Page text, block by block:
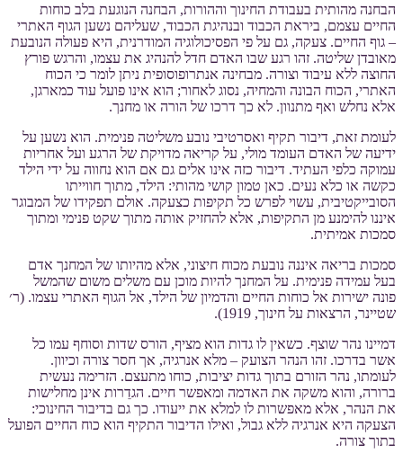
הבחנה מהותית בעבודת החינוך וההורות, הבחנה הנוגעת בלב כוחות
החיים עצמם, ביראת הכבוד ובנהיגת הכבוד, שעליהם נשען הגוף האתרי
– גוף החיים. צעקה, גם על פי הפסיכולוגיה המודרנית, היא פעולה הנובעת
מאובדן שליטה. זהו רגע שבו האדם חדל להנהיג את עצמו, והרגש פורץ
החוצה ללא עיבוד וצורה. מבחינה אנתרופוסופית ניתן לומר כי הכוח
האתרי, הכוח הבונה והמחיה, נסוג לאחור; הוא אינו פועל עוד כמארגן,
אלא נחלש ואף מתנוון. לא כך דרכו של הורה או מחנך.
לעומת זאת, דיבור תקיף ואסרטיבי נובע משליטה פנימית. הוא נשען על
ידיעה של האדם העומד מולי, על קריאה מדויקת של הרגע ועל אחריות
עמוקה כלפי העתיד. דיבור כזה אינו אלים גם אם הוא נחווה על ידי הילד
כקשה או כלא נעים. כאן טמון קושי מהותי: הילד, מתוך חווייתו
הסובייקטיבית, עשוי לפרש כל תקיפות כצעקה. אולם תפקידו של המבוגר
איננו להימנע מן התקיפות, אלא להחזיק אותה מתוך שקט פנימי ומתוך
סמכות אמיתית.
סמכות בריאה איננה נובעת מכוח חיצוני, אלא מהיותו של המחנך אדם
בעל עמידה פנימית. על המחנך להיות מוכן עם משלים משום שהמשל
פונה ישירות אל כוחות החיים והדמיון של הילד, אל הגוף האתרי עצמו. (ר׳
שטיינר, הרצאות על חינוך, 1919).
דמיינו נהר שוצף. כשאין לו גדות הוא מציף, הורס שדות וסוחף עמו כל
אשר בדרכו. זהו הנהר הצועק – מלא אנרגיה, אך חסר צורה וכיוון.
לעומתו, נהר הזורם בתוך גדות יציבות, כוחו מתעצם. הזרימה נעשית
ברורה, והוא משקה את האדמה ומאפשר חיים. הגדֵרות אינן מחלישות
את הנהר, אלא מאפשרות לו למלא את ייעודו. כך גם בדיבור החינוכי:
הצעקה היא אנרגיה ללא גבול, ואילו הדיבור התקיף הוא כוח החיים הפועל
בתוך צורה.